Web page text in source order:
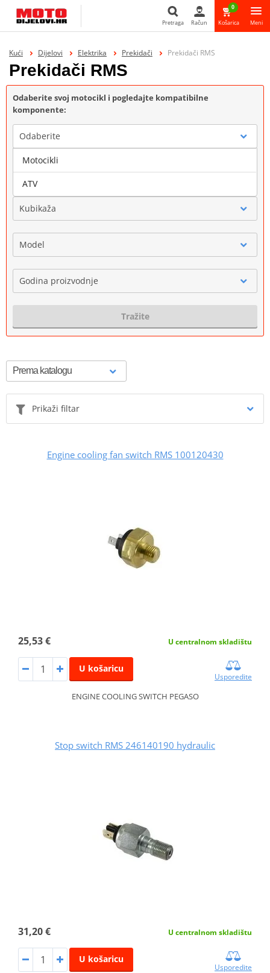
Pretraga Račun
0
Košarica Meni
Kući Dijelovi Elektrika Prekidači Prekidači RMS
Prekidači RMS
Odaberite svoj motocikl i pogledajte kompatibilne
komponente:
Odaberite
Marka
Kubikaža
Model
Godina proizvodnje
Tražite
Prikaži filtar
Engine cooling fan switch RMS 100120430
25,53 € U centralnom skladištu
U košaricu
Usporedite
ENGINE COOLING SWITCH PEGASO
Stop switch RMS 246140190 hydraulic
31,20 € U centralnom skladištu
U košaricu
Usporedite
Motocikli
ATV